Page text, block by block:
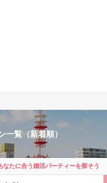
覧（新着順）
なたに合う婚活パーティーを探そう